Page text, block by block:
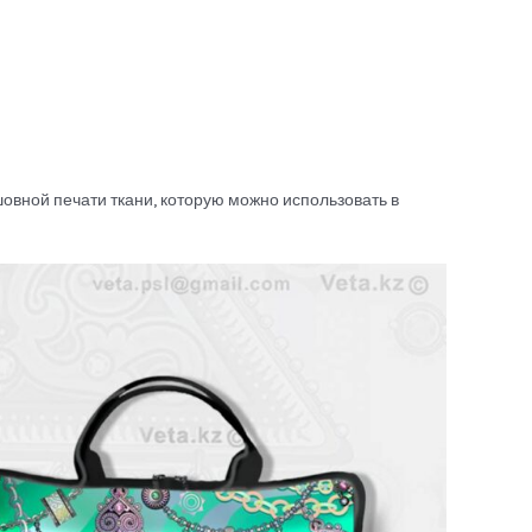
печати ткани, которую можно использовать в